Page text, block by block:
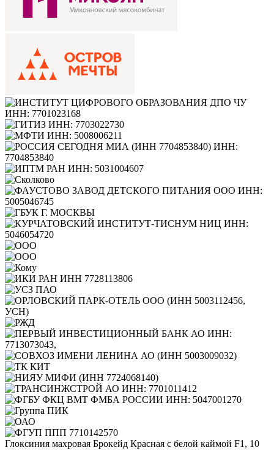
Глоксиния махровая Брокейд Красная с белой каймой F1, 10